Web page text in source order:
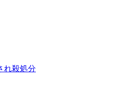
れ殺処分